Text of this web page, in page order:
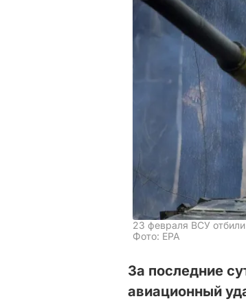
23 февраля ВСУ
Фото: ЕРА
За последние
авиационный